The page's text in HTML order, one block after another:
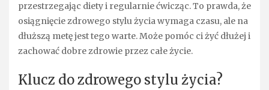
przestrzegając diety i regularnie ćwicząc. To prawda, że
osiągnięcie zdrowego stylu życia wymaga czasu, ale na
dłuższą metę jest tego warte. Może pomóc ci żyć dłużej i
zachować dobre zdrowie przez całe życie.
Klucz do zdrowego stylu życia?